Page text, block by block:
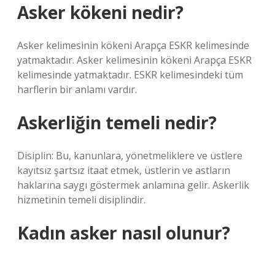
Asker kökeni nedir?
Asker kelimesinin kökeni Arapça ESKR kelimesinde
yatmaktadır. Asker kelimesinin kökeni Arapça ESKR
kelimesinde yatmaktadır. ESKR kelimesindeki tüm
harflerin bir anlamı vardır.
Askerliğin temeli nedir?
Disiplin: Bu, kanunlara, yönetmeliklere ve üstlere
kayıtsız şartsız itaat etmek, üstlerin ve astların
haklarına saygı göstermek anlamına gelir. Askerlik
hizmetinin temeli disiplindir.
Kadın asker nasıl olunur?